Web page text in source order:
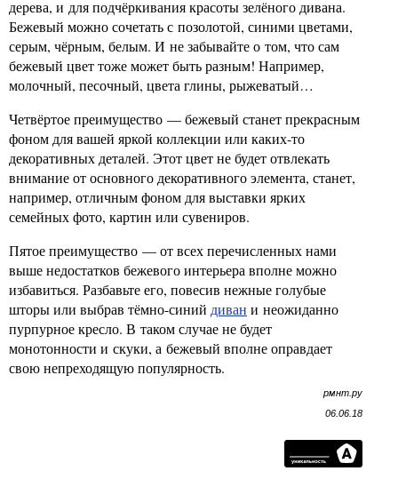
дерева, и для подчёркивания красоты зелёного дивана.
Бежевый можно сочетать с позолотой, синими цветами,
серым, чёрным, белым. И не забывайте о том, что сам
бежевый цвет тоже может быть разным! Например,
молочный, песочный, цвета глины, рыжеватый…
Четвёртое преимущество — бежевый станет прекрасным
фоном для вашей яркой коллекции или каких-то
декоративных деталей. Этот цвет не будет отвлекать
внимание от основного декоративного элемента, станет,
например, отличным фоном для выставки ярких
семейных фото, картин или сувениров.
Пятое преимущество — от всех перечисленных нами
выше недостатков бежевого интерьера вполне можно
избавиться. Разбавьте его, повесив нежные голубые
шторы или выбрав тёмно-синий диван и неожиданно
пурпурное кресло. В таком случае не будет
монотонности и скуки, а бежевый вполне оправдает
свою непреходящую популярность.
рмнт.ру
06.06.18